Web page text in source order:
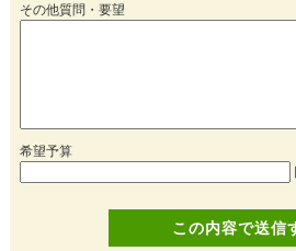
その他質問・要望
希望予算